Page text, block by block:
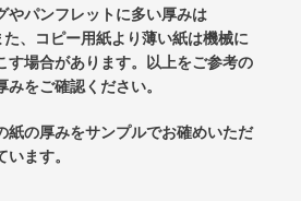
やパンフレットに多い厚みは
、コピー用紙より薄い紙は機械に
す場合があります。以上をご参考の
みをご確認ください。
の厚みをサンプルでお確めいただ
ます。